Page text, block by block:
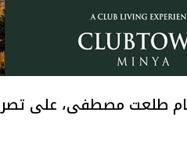
طلعت مصطفى، على